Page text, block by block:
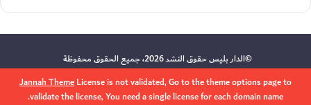
Jannah ThemeLicense is not validated, Go to the theme options page to
validate the license, You need a single license for each domain name.
©الدار بليس حقوق النشر 2026، جميع الحقوق محفوظة